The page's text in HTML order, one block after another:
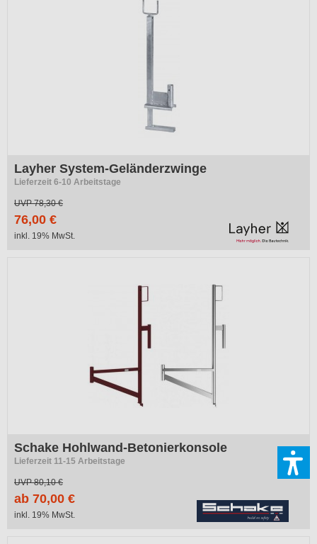
Layher System-Geländerzwinge
Lieferzeit 6-10 Arbeitstage
UVP78,30 €
76,00 €
inkl. 19% MwSt.
Schake Hohlwand-Betonierkonsole
Lieferzeit 11-15 Arbeitstage
UVP80,10 €
ab 70,00 €
inkl. 19% MwSt.